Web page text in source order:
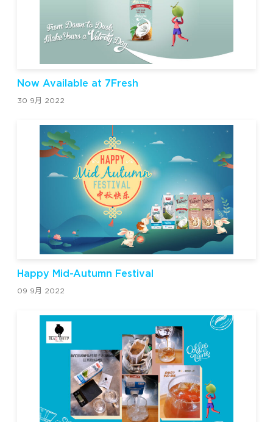
Now Available at 7Fresh
30 9月 2022
Happy Mid-Autumn Festival
09 9月 2022